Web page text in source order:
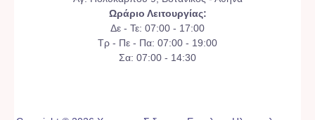
Ωράριο Λειτουργίας:
Δε - Τε: 07:00 - 17:00
Τρ - Πε - Πα: 07:00 - 19:00
Σα: 07:00 - 14:30